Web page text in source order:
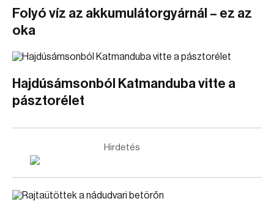
Folyó víz az akkumulátorgyárnál – ez az
oka
Hajdúsámsonból Katmanduba vitte a
pásztorélet
Hirdetés